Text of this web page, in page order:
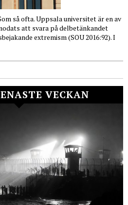
så ofta. Uppsala universitet är en av
att svara på delbetänkandet
extremism (SOU 2016:92). I
VECKAN